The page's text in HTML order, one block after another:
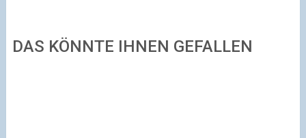
DAS KÖNNTE IHNEN GEFALLEN